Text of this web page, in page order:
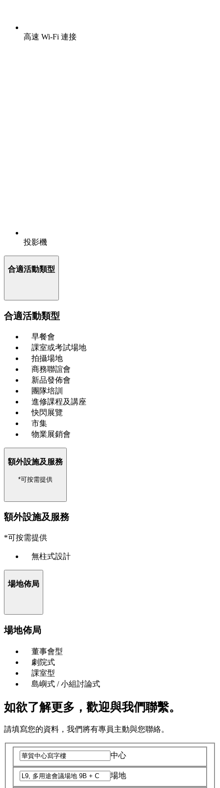
高速 Wi-Fi 連接
投影機
合適活動類型
合適活動類型
早餐會
課室或考試場地
拍攝場地
商務聯誼會
新品發佈會
團隊培訓
進修課程及講座
快閃展覽
市集
物業展銷會
額外設施及服務
*可按需提供
額外設施及服務
*可按需提供
無柱式設計
場地佈局
場地佈局
董事會型
劇院式
課室型
島嶼式 / 小組討論式
如欲了解更多，歡迎與我們聯繫。
請填寫您的資料，我們將有專員主動與您聯絡。
中心
場地